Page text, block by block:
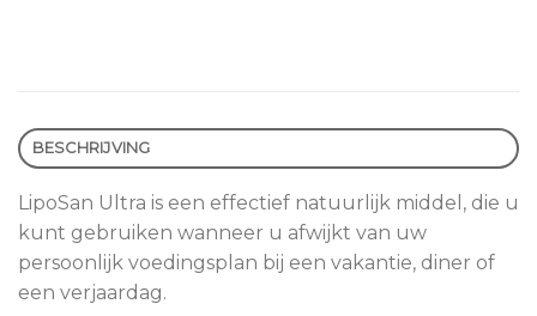
BESCHRIJVING
LipoSan Ultra is een effectief natuurlijk middel, die u
kunt gebruiken wanneer u afwijkt van uw
persoonlijk voedingsplan bij een vakantie, diner of
een verjaardag.